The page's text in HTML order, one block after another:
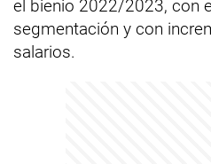
el bienio 2022/2023, con
segmentación y con
salarios.